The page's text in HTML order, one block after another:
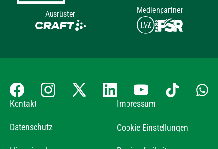
Ausrüster Medienpartner
Kontakt Impressum
Datenschutz Cookie Einstellungen